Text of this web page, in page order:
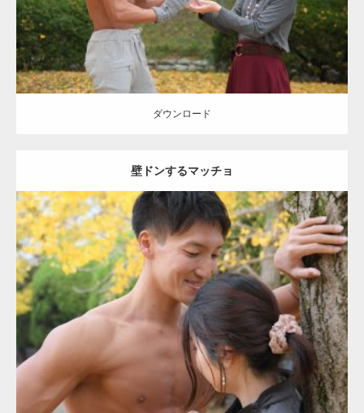
ダウンロード
ダウンロード
壁ドンするマッチョ
Update: 2021.07.8
Category:公園のマッチョ その他 AKIHITO(細マッチョ) 大胸筋 肩 腹
筋